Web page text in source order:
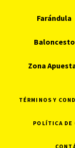
Farándula
Baloncesto
Zona
TÉRMINOS Y
POLÍTICA DE